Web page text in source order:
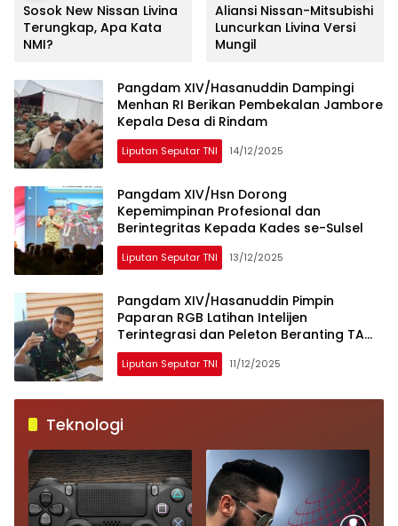
Sosok New Nissan Livina
Terungkap, Apa Kata
NMI?
Aliansi Nissan-Mitsubishi
Luncurkan Livina Versi
Mungil
Pangdam XIV/Hasanuddin Dampingi
Menhan RI Berikan Pembekalan Jambore
Kepala Desa di Rindam
Liputan Seputar TNI 14/12/2025
Pangdam XIV/Hsn Dorong
Kepemimpinan Profesional dan
Berintegritas Kepada Kades se-Sulsel
Liputan Seputar TNI 13/12/2025
Pangdam XIV/Hasanuddin Pimpin
Paparan RGB Latihan Intelijen
Terintegrasi dan Peleton Beranting TA
2025
Liputan Seputar TNI 11/12/2025
Teknologi